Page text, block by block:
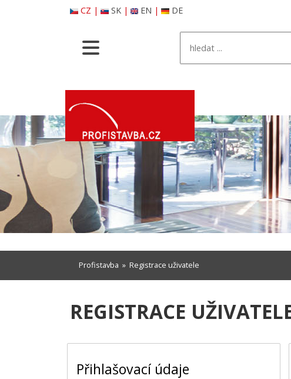
CZ | SK| EN | DE
Profistavba » Registrace uživatele
REGISTRACE
Přihlašovací údaje